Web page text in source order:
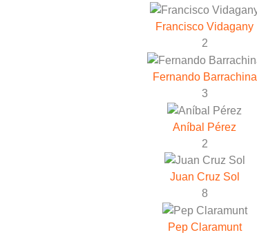
Francisco Vidagany
2
Fernando Barrachina
3
Aníbal Pérez
2
Juan Cruz Sol
8
Pep Claramunt